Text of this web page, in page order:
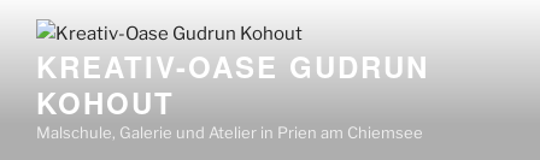
KREATIV-OASE GUDRUN
KOHOUT
Malschule, Galerie und Atelier in Prien am Chiemsee